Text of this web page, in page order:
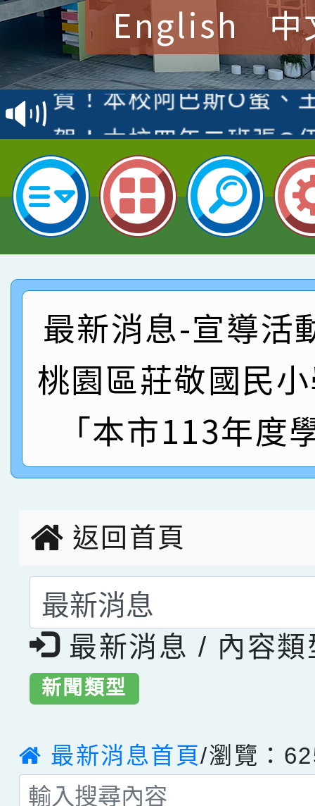
English 中
賀！本校參加桃園市中
賽 洪綺君教師榮獲社
名
賀！本校阿巴斯O蜜、
倩參加桃園市科展 國
名 指導老師王老師、
賀！本校四年二班張O
園市英語競賽國小朗讀
指導老師林老師
賀！本校參加桃園市中
賽 劉文瑛教師榮獲教
臺灣台語-第二名
賀！本校參與2026世
市賽榮獲科學小創客佳
創客第三名。
賀！本校參加桃園市中
賽 洪綺君教師榮獲社
名
賀！本校阿巴斯O蜜、
倩參加桃園市科展 國
名 指導老師王老師、
賀！本校四年二班張O
園市英語競賽國小朗讀
賀！本校參加桃園市中
賽 劉文瑛教師榮獲教
臺灣台語-第二名
賀！本校參與2026世
市賽榮獲科學小創客佳
最新消息-宣導活
桃園區莊敬國民
「本市113年度
返回首頁
選擇後頁面內容會更
最新消息 / 內容類
新聞類型
最新消息首頁/瀏覽：